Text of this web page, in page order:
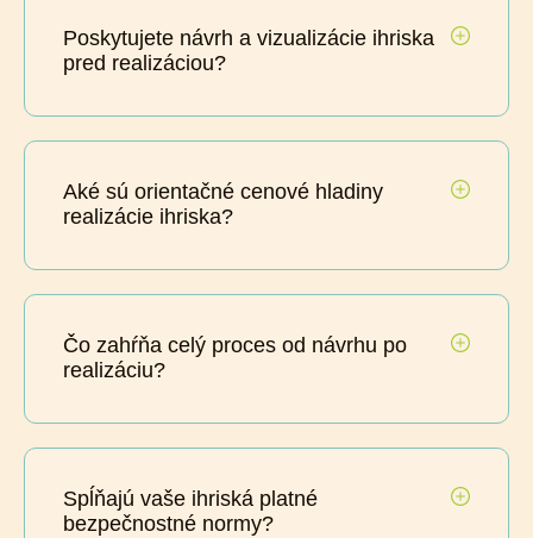
Poskytujete návrh a vizualizácie ihriska
pred realizáciou?
Aké sú orientačné cenové hladiny
realizácie ihriska?
Čo zahŕňa celý proces od návrhu po
realizáciu?
Spĺňajú vaše ihriská platné
bezpečnostné normy?